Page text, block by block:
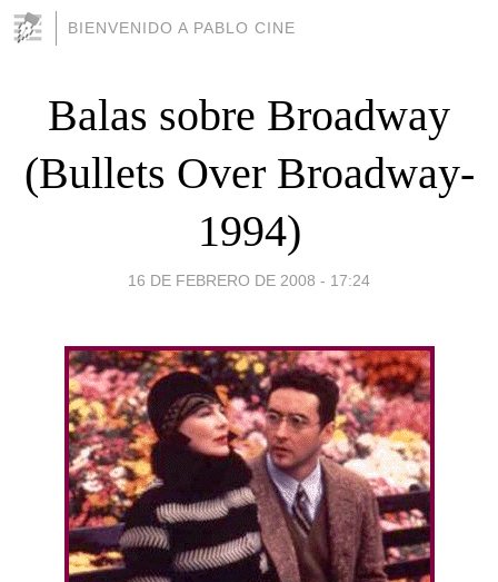
BIENVENIDO A PABLO CINE
Balas sobre Broadway
(Bullets Over Broadway-
1994)
16 DE FEBRERO DE 2008 - 17:24